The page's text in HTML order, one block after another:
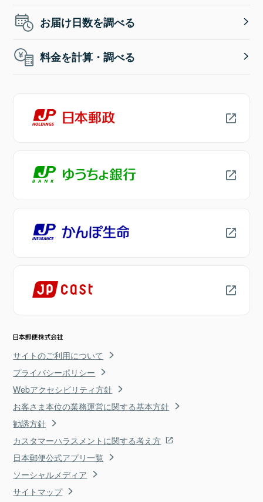
お届け日数を調べる
料金を計算・調べる
サイトのご利用について
プライバシーポリシー
Webアクセシビリティ方針
お客さま本位の業務運営に関する基本方針
勧誘方針
カスタマーハラスメントに関する考え方
日本郵便公式アプリ一覧
ソーシャルメディア
サイトマップ